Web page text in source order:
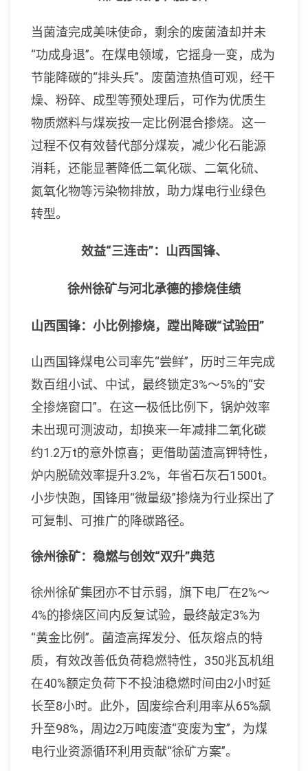
当菌渣完成美味使命，剩余的废菌渣却并未
“功成身退”。在煤电领域，它摇身一变，成为
节能降碳的“排头兵”。废菌渣热值可观，经干
燥、粉碎、成型等预处理后，可作为优质生
物质燃料与煤炭按一定比例混合掺烧。这一
过程不仅有效替代部分煤炭，减少化石能源
消耗，还能显著降低二氧化碳、二氧化硫、
氮氧化物等污染物排放，助力煤电行业绿色
转型。
效益“三连击”：山西国锋、
徐州徐矿与河北承德的掺烧佳绩
山西国锋：小比例掺烧，蹚出降碳“试验田”
山西国锋煤电公司率先“尝鲜”，历时三年完成
数百组小试、中试，最终锁定3%～5%的“安
全掺烧窗口”。在这一极低比例下，锅炉效率
未出现可测波动，却换来一年减排二氧化碳
约1.2万t的意外惊喜；更借助菌渣高钾特性，
炉内脱硫效率提升3.2%，年省石灰石1500t。
小步快跑，国锋用“微量级”掺烧为行业探出了
可复制、可推广的降碳路径。
徐州徐矿：稳燃与创效“双升”典范
徐州徐矿集团亦不甘示弱，旗下电厂在2%～
4%的掺烧区间内反复试验，最终敲定3%为
“黄金比例”。菌渣高挥发分、低灰熔点的特
质，有效改善低负荷稳燃特性，350兆瓦机组
在40%额定负荷下不投油稳燃时间由2小时延
长至8小时。此外，固废综合利用率从65%飙
升至98%，周边2万吨废渣“变废为宝”，为煤
电行业资源循环利用贡献“徐矿方案”。